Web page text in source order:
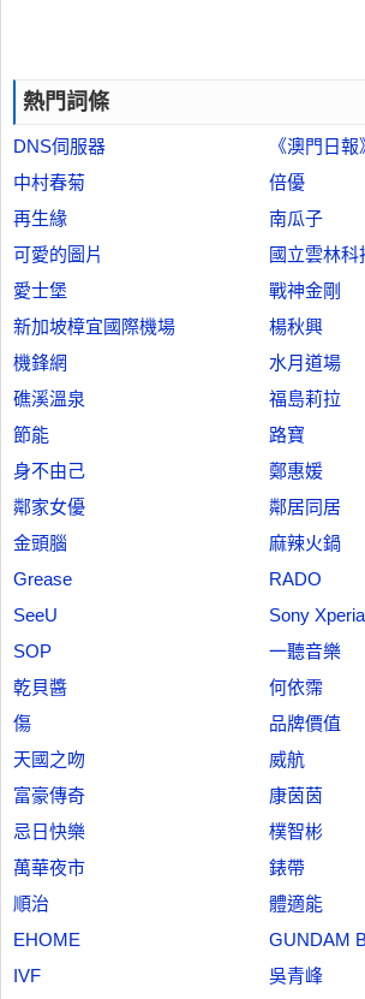
熱門詞條
DNS伺服器
《澳門日報
中村春菊
倍優
再生緣
南瓜子
可愛的圖片
國立雲林科
愛士堡
戰神金剛
新加坡樟宜國際機場
楊秋興
機鋒網
水月道場
礁溪溫泉
福島莉拉
節能
路寶
身不由己
鄭惠媛
鄰家女優
鄰居同居
金頭腦
麻辣火鍋
Grease
RADO
SeeU
Sony
SOP
一聽音樂
乾貝醬
何依霈
傷
品牌價值
天國之吻
威航
富豪傳奇
康茵茵
忌日快樂
樸智彬
萬華夜市
錶帶
順治
體適能
EHOME
GUNDAM
IVF
吳青峰